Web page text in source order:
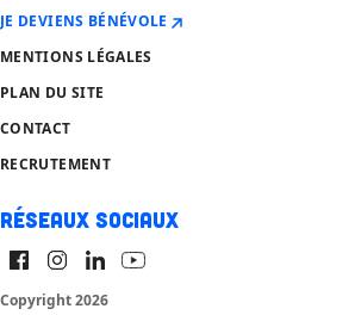
JE DEVIENS BÉNÉVOLE
MENTIONS LÉGALES
PLAN DU SITE
CONTACT
RECRUTEMENT
Réseaux sociaux
Copyright 2026